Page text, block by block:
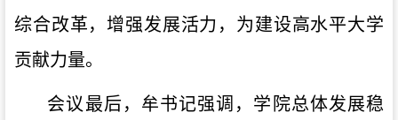
综合改革，增强发展活力，为建设高水平大学
贡献力量。
会议最后，牟书记强调 ，学院总体发展稳